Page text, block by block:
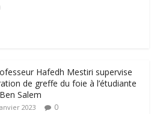
Hafedh Mestiri supervise
de greffe du foie à l’étudiante
Salem
2023 0